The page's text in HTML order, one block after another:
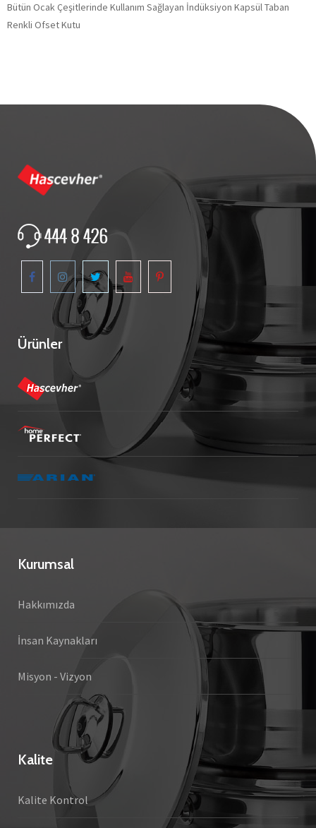
Bütün Ocak Çeşitlerinde Kullanım Sağlayan İndüksiyon Kapsül Taban
Renkli Ofset Kutu
Ürünler
Kurumsal
Hakkımızda
İnsan Kaynakları
Misyon - Vizyon
Kalite
Kalite Kontrol